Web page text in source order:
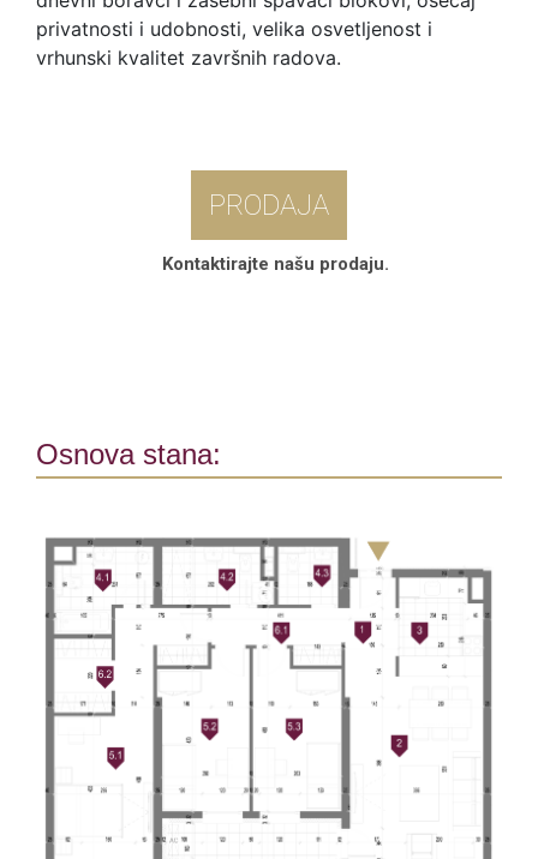
privatnosti i udobnosti, velika osvetljenost i
vrhunski kvalitet završnih radova.
PRODAJA
Kontaktirajte našu prodaju.
Osnova stana: